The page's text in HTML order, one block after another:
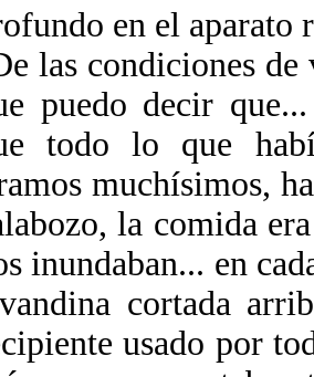
en el aparato
las condiciones
puedo decir
todo lo que
muchísimos,
la comida
inundaban... en
cortada
usado por